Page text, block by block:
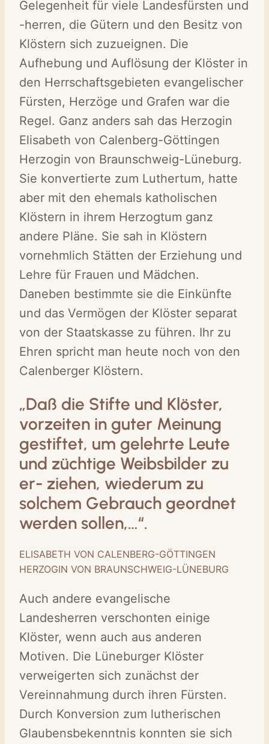
Gelegenheit für viele Landesfürsten und
-herren, die Gütern und den Besitz von
Klöstern sich zuzueignen. Die
Aufhebung und Auflösung der Klöster in
den Herrschaftsgebieten evangelischer
Fürsten, Herzöge und Grafen war die
Regel. Ganz anders sah das Herzogin
Elisabeth von Calenberg-Göttingen
Herzogin von Braunschweig-Lüneburg.
Sie konvertierte zum Luthertum, hatte
aber mit den ehemals katholischen
Klöstern in ihrem Herzogtum ganz
andere Pläne. Sie sah in Klöstern
vornehmlich Stätten der Erziehung und
Lehre für Frauen und Mädchen.
Daneben bestimmte sie die Einkünfte
und das Vermögen der Klöster separat
von der Staatskasse zu führen. Ihr zu
Ehren spricht man heute noch von den
Calenberger Klöstern.
„Daß die Stifte und Klöster,
vorzeiten in guter Meinung
gestiftet, um gelehrte Leute
und züchtige Weibsbilder zu
er- ziehen, wiederum zu
solchem Gebrauch geordnet
werden sollen,…“.
ELISABETH VON CALENBERG-GÖTTINGEN
HERZOGIN VON BRAUNSCHWEIG-LÜNEBURG
Auch andere evangelische
Landesherren verschonten einige
Klöster, wenn auch aus anderen
Motiven. Die Lüneburger Klöster
verweigerten sich zunächst der
Vereinnahmung durch ihren Fürsten.
Durch Konversion zum lutherischen
Glaubensbekenntnis konnten sie sich